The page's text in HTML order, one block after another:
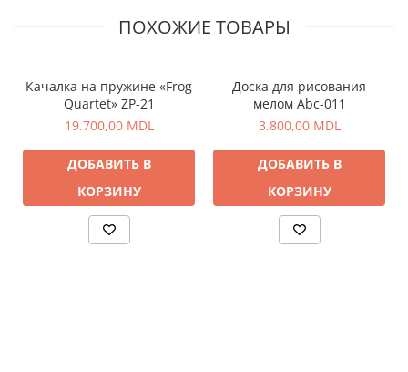
ПОХОЖИЕ ТОВАРЫ
Качалка на пружине «Frog
Quartet» ZP-21
19.700,00 MDL
ДОБАВИТЬ В
КОРЗИНУ
Доска для рисования
мелом Abc-011
3.800,00 MDL
ДОБАВИТЬ В
КОРЗИНУ